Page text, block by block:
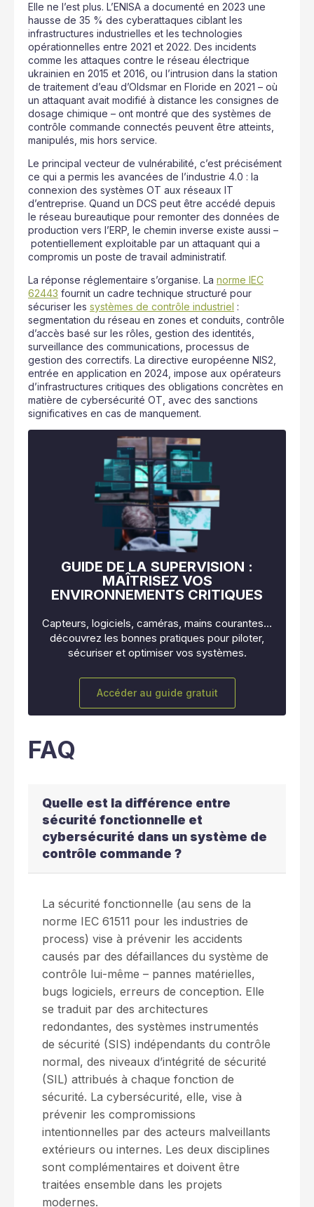
Elle ne l’est plus. L’ENISA a documenté en 2023 une
hausse de 35 % des cyberattaques ciblant les
infrastructures industrielles et les technologies
opérationnelles entre 2021 et 2022. Des incidents
comme les attaques contre le réseau électrique
ukrainien en 2015 et 2016, ou l’intrusion dans la station
de traitement d’eau d’Oldsmar en Floride en 2021 – où
un attaquant avait modifié à distance les consignes de
dosage chimique – ont montré que des systèmes de
contrôle commande connectés peuvent être atteints,
manipulés, mis hors service.
Le principal vecteur de vulnérabilité, c’est précisément
ce qui a permis les avancées de l’industrie 4.0 : la
connexion des systèmes OT aux réseaux IT
d’entreprise. Quand un DCS peut être accédé depuis
le réseau bureautique pour remonter des données de
production vers l’ERP, le chemin inverse existe aussi –
potentiellement exploitable par un attaquant qui a
compromis un poste de travail administratif.
La réponse réglementaire s’organise. La norme IEC
62443 fournit un cadre technique structuré pour
sécuriser les systèmes de contrôle industriel :
segmentation du réseau en zones et conduits, contrôle
d’accès basé sur les rôles, gestion des identités,
surveillance des communications, processus de
gestion des correctifs. La directive européenne NIS2,
entrée en application en 2024, impose aux opérateurs
d’infrastructures critiques des obligations concrètes en
matière de cybersécurité OT, avec des sanctions
significatives en cas de manquement.
GUIDE DE LA SUPERVISION :
MAÎTRISEZ VOS
ENVIRONNEMENTS CRITIQUES
Capteurs, logiciels, caméras, mains courantes…
découvrez les bonnes pratiques pour piloter,
sécuriser et optimiser vos systèmes.
Accéder au guide gratuit
FAQ
Quelle est la différence entre
sécurité fonctionnelle et
cybersécurité dans un système de
contrôle commande ?
La sécurité fonctionnelle (au sens de la
norme IEC 61511 pour les industries de
process) vise à prévenir les accidents
causés par des défaillances du système de
contrôle lui-même – pannes matérielles,
bugs logiciels, erreurs de conception. Elle
se traduit par des architectures
redondantes, des systèmes instrumentés
de sécurité (SIS) indépendants du contrôle
normal, des niveaux d’intégrité de sécurité
(SIL) attribués à chaque fonction de
sécurité. La cybersécurité, elle, vise à
prévenir les compromissions
intentionnelles par des acteurs malveillants
extérieurs ou internes. Les deux disciplines
sont complémentaires et doivent être
traitées ensemble dans les projets
modernes.